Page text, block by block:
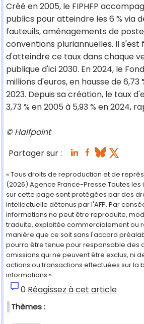
Créé en 2005, le FIPHFP
publics pour atteindre les 6 % via
fauteuils, aménagements de
conventions pluriannuelles. Il s'est
d'atteindre ce taux dans chaque
publique d'ici 2030. En 2024, le
millions d'euros, en hausse de
2023. Depuis sa création, le taux
3,73 % en 2005 à 5,93 % en 2024,
© Halfpoint
Partager sur :
« Tous droits de reproduction et de
(2026) Agence France-Presse.Toutes
sur cette page sont protégées par des
intellectuelle détenus par l'AFP. Par
informations ne peut être reproduite,
traduite, exploitée commercialement ou
manière que ce soit sans l'accord
pourra être tenue pour responsable des
omissions qui ne peuvent être exclus, ni
actions ou transactions effectuées sur la
informations ».
0 Réagissez à cet article
Thèmes :